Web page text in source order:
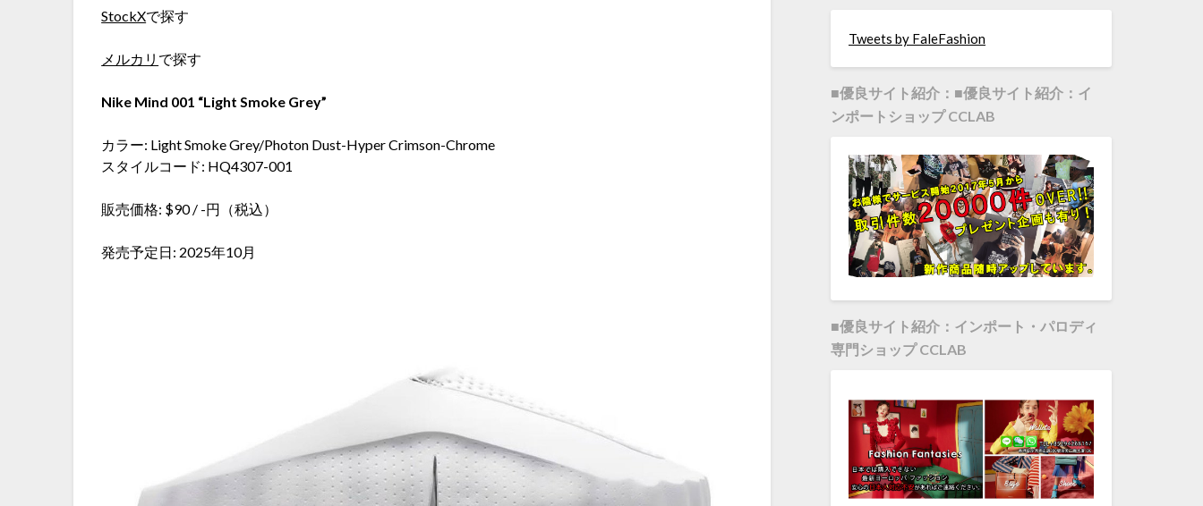
StockXで探す
メルカリ で探す
Nike Mind 001 “Light Smoke Grey”
カラー: Light Smoke Grey/Photon Dust-Hyper Crimson-Chrome
スタイルコード: HQ4307-001
販売価格: $90 / -円（税込）
発売予定日: 2025年10月
Tweets by FaleFashion
■優良サイト紹介：■優良サイト紹介：イ
ンポートショップ CCLAB
■優良サイト紹介：インポート・パロディ
専門ショップ CCLAB